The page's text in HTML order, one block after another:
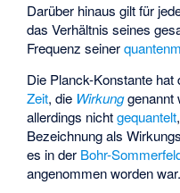
Darüber hinaus gilt für
das Verhältnis seines
Frequenz seiner
Die Planck-Konstante hat
Zeit, die Wirkunggenannt
allerdings nichtgequantelt
Bezeichnung als
es in der Bohr-
angenommen worden war.